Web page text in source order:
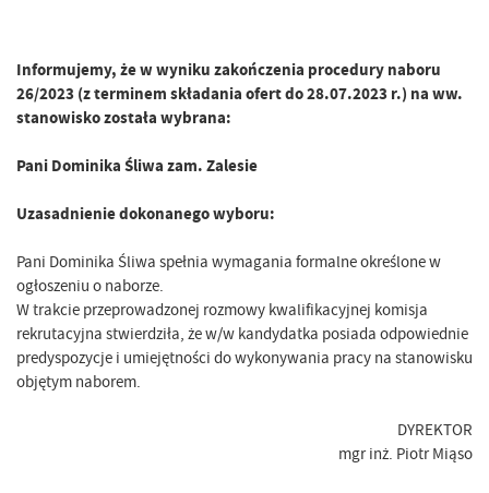
Informujemy, że w wyniku zakończenia procedury naboru
26/2023 (z terminem składania ofert do 28.07.2023 r.) na ww.
stanowisko została wybrana:
Pani Dominika Śliwa zam. Zalesie
Uzasadnienie dokonanego wyboru:
Pani Dominika Śliwa spełnia wymagania formalne określone w
ogłoszeniu o naborze.
W trakcie przeprowadzonej rozmowy kwalifikacyjnej komisja
rekrutacyjna stwierdziła, że w/w kandydatka posiada odpowiednie
predyspozycje i umiejętności do wykonywania pracy na stanowisku
objętym naborem.
DYREKTOR
mgr inż. Piotr Miąso